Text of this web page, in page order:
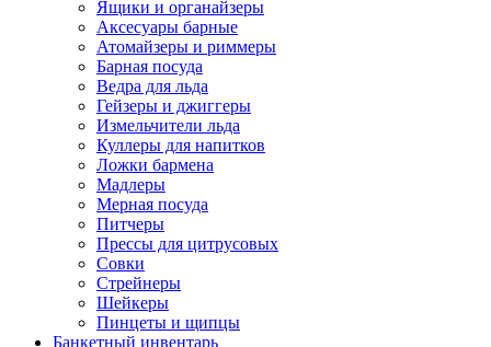
Ящики и органайзеры
Аксесуары барные
Атомайзеры и риммеры
Барная посуда
Ведра для льда
Гейзеры и джиггеры
Измельчители льда
Куллеры для напитков
Ложки бармена
Мадлеры
Мерная посуда
Питчеры
Прессы для цитрусовых
Совки
Стрейнеры
Шейкеры
Пинцеты и щипцы
Банкетный инвентарь